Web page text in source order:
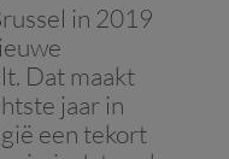
in 2019
Dat maakt
jaar in
een tekort